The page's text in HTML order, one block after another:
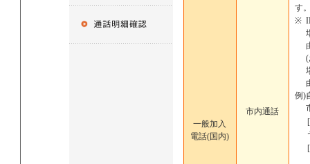
一般加入
電話(国内)
市内通話
す
※
(
例)